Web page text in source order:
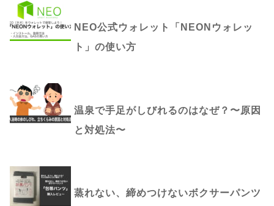
NEO公式ウォレット「NEONウォレッ
ト」の使い方
温泉で手足がしびれるのはなぜ？〜原因
と対処法〜
蒸れない、締めつけないボクサーパンツ